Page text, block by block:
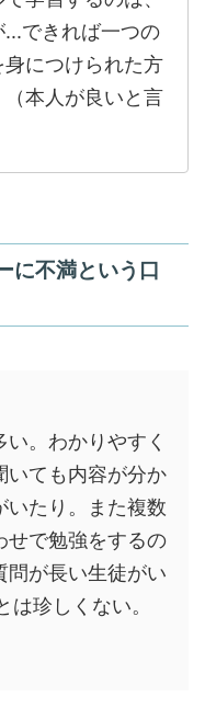
できれば一つの
につけられた方
本人が良いと言
不満という口
。わかりやすく
いても内容が分か
いたり。また複数
せで勉強をするの
問が長い生徒がい
珍しくない。